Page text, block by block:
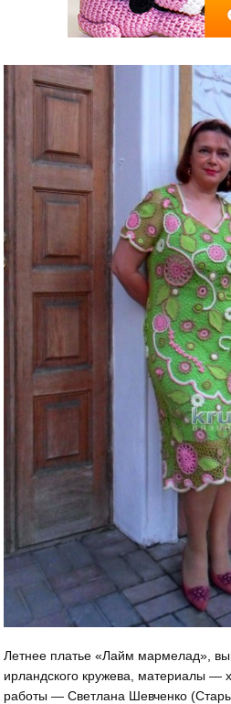
Летнее платье «Лайм мармелад»,
ирландского кружева, материалы —
работы — Светлана Шевченко